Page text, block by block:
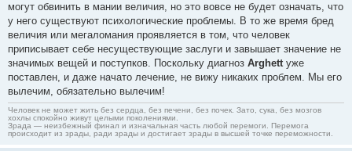
могут обвинить в мании величия, но это вовсе не будет означать, что
у него существуют психологические проблемы. В то же время бред
величия или мегаломания проявляется в том, что человек
приписывает себе несуществующие заслуги и завышает значение не
значимых вещей и поступков. Поскольку диагноз Arghettуже
поставлен, и даже начато лечение, не вижу никаких проблем. Мы его
вылечим, обязательно вылечим!
Человек не может жить без сердца, без печени, без почек. Зато, сука, без мозгов
хохлы спокойно живут целыми поколениями.
Зрада — неизбежный финал и изначальная часть любой перемоги. Перемога
происходит из зрады, ради зрады и достигает зрады в высшей точке переможности.